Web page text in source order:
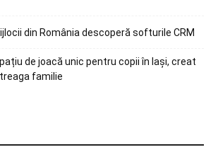
din România descoperă softurile CRM
de joacă unic pentru copii în Iași, creat
familie